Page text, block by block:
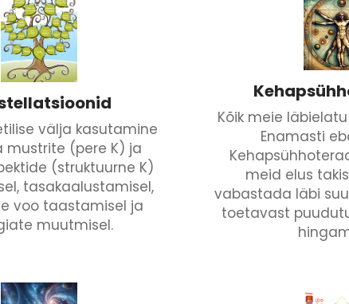
välja kasutamine
mustrite (pere K) ja
(struktuurne K)
tasakaalustamisel,
voo taastamisel ja
muutmisel.
Kõik meie
Enamasti
meid elus
vabastada läbi
toetavast